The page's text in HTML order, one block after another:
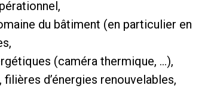
du bâtiment (en particulier en
(caméra thermique, …),
d’énergies renouvelables,